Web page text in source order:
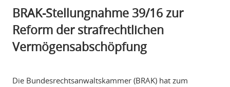
BRAK-Stellungnahme 39/16 zur
Reform der strafrechtlichen
Vermögensabschöpfung
Die Bundesrechtsanwaltskammer (BRAK) hat zum